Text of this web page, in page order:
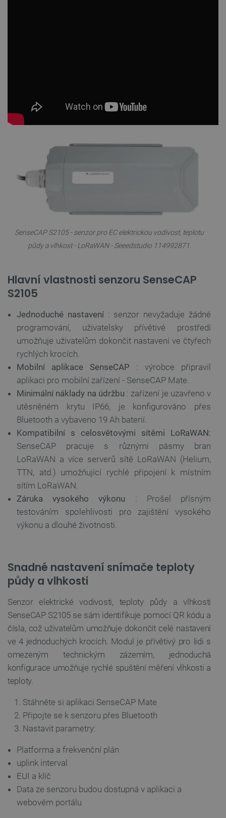
SenseCAP S2105 - senzor pro EC elektrickou vodivost, teplotu
půdy a vlhkost - LoRaWAN - Seeedstudio 114992871.
Hlavní vlastnosti senzoru SenseCAP
S2105
Jednoduché nastavení: senzor nevyžaduje žádné
programování, uživatelsky přívětivé prostředí
umožňuje uživatelům dokončit nastavení ve čtyřech
rychlých krocích.
Mobilní aplikace SenseCAP : výrobce připravil
aplikaci pro mobilní zařízení - SenseCAP Mate.
Minimální náklady na údržbu : zařízení je uzavřeno v
utěsněném krytu IP66, je konfigurováno přes
Bluetooth a vybaveno 19 Ah baterií.
Kompatibilní s celosvětovými sítěmi LoRaWAN:
SenseCAP
pracuje s různými pásmy bran
LoRaWAN a více serverů sítě LoRaWAN (Helium,
TTN, atd.) umožňující rychlé připojení k místním
sítím LoRaWAN.
Záruka vysokého výkonu : Prošel přísným
testováním spolehlivosti pro zajištění vysokého
výkonu a dlouhé životnosti.
Snadné nastavení snímače teploty
půdy a vlhkosti
Senzor elektrické vodivosti, teploty půdy a vlhkosti
SenseCAP S2105 se sám identifikuje pomocí QR kódu a
čísla, což uživatelům umožňuje dokončit celé nastavení
ve 4 jednoduchých krocích. Modul je přívětivý pro lidi s
omezeným technickým zázemím, jednoduchá
konfigurace umožňuje rychlé spuštění měření vlhkosti a
teploty.
Stáhněte si aplikaci SenseCAP Mate
Připojte se k senzoru přes Bluetooth
Nastavit parametry:
Platforma a frekvenční plán
uplink interval
EUI a klíč
Data ze senzoru budou dostupná v aplikaci a
webovém portálu